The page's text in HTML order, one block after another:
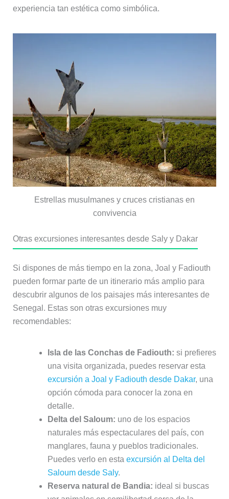
experiencia tan estética como simbólica.
Estrellas musulmanes y cruces cristianas en
convivencia
Otras excursiones interesantes desde Saly y Dakar
Si dispones de más tiempo en la zona, Joal y Fadiouth
pueden formar parte de un itinerario más amplio para
descubrir algunos de los paisajes más interesantes de
Senegal. Estas son otras excursiones muy
recomendables:
Isla de las Conchas de Fadiouth: si prefieres
una visita organizada, puedes reservar esta
excursión a Joal y Fadiouth desde Dakar, una
opción cómoda para conocer la zona en
detalle.
Delta del Saloum: uno de los espacios
naturales más espectaculares del país, con
manglares, fauna y pueblos tradicionales.
Puedes verlo en esta excursión al Delta del
Saloum desde Saly.
Reserva natural de Bandia: ideal si buscas